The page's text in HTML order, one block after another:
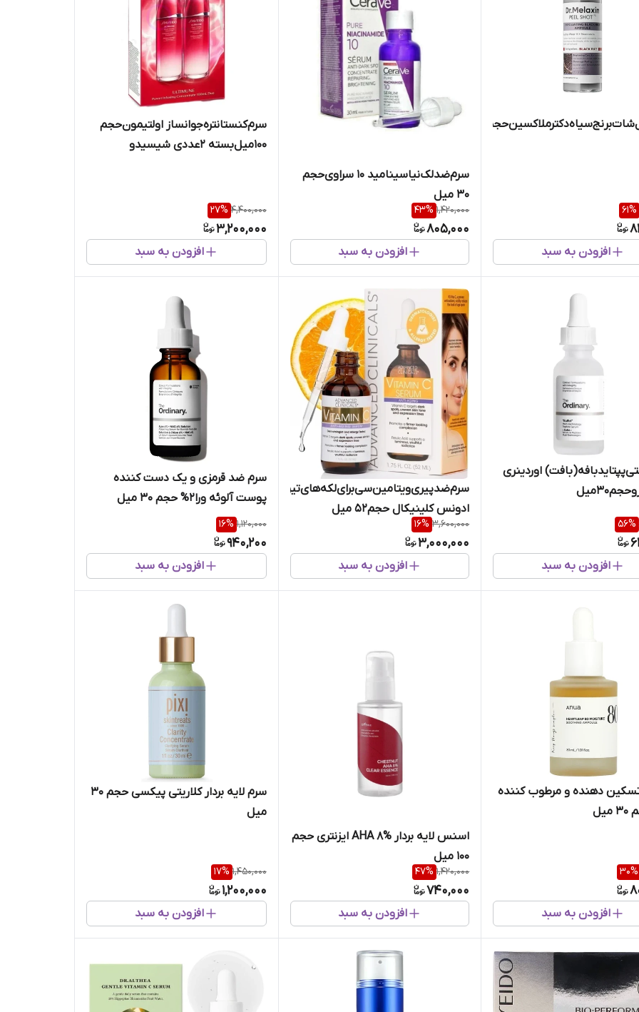
61%
افزودن به سبد
سرم‌ضدلک‌نیاسینامید 10 سراوی‌حجم
30 میل
1,420,000
43%
805,000
افزودن به سبد
سرم‌کنستانتره‌جوانساز اولتیمون‌حجم
۱۰0میل‌بسته 2عددی شیسیدو
4,400,000
27%
3,200,000
افزودن به سبد
اوردینری
56%
افزودن به سبد
سرم‌ضدپیری‌ویتامین‌سی‌برای‌لکه‌های‌تیره‌پوست‌
ادونس‌ کلینیکال حجم52 میل
3,600,000
16%
3,000,000
افزودن به سبد
سرم ضد قرمزی و یک دست کننده
پوست آلوئه ورا‌2%‌ حجم 30 میل
اوردینری وستادارو
1,120,000
16%
940,200
افزودن به سبد
دهنده و مرطوب کننده
30%
افزودن به سبد
اسنس لایه بردار AHA 8% ایزنتری حجم
100 میل
1,420,000
47%
740,000
افزودن به سبد
سرم لایه بردار کلاریتی پیکسی حجم ۳۰
میل
1,450,000
17%
1,200,000
افزودن به سبد